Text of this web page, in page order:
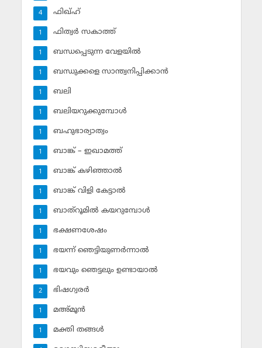
ഫിഖ്ഹ്‌
4
ഫിത്വര്‍ സകാത്ത്‌
1
ബന്ധപ്പെടുന്ന വേളയില്‍
1
ബന്ധുക്കളെ സാന്ത്വനിപ്പിക്കാന്‍
1
ബലി
1
ബലിയറുക്കുമ്പോള്‍
1
ബഹുഭാര്യാത്വം
1
ബാങ്ക് – ഇഖാമത്ത്
1
ബാങ്ക് കഴിഞ്ഞാല്‍
1
ബാങ്ക് വിളി കേട്ടാല്‍
1
ബാത്‌റൂമില്‍ കയറുമ്പോള്‍
1
ഭക്ഷണശേഷം
1
ഭയന്ന് ഞെട്ടിയുണര്‍ന്നാല്‍
1
ഭയവും ഞെട്ടലും ഉണ്ടായാല്‍
1
ഭിഷഗ്വരര്‍
2
മഅ്മൂന്‍
1
മക്തി തങ്ങള്‍
1